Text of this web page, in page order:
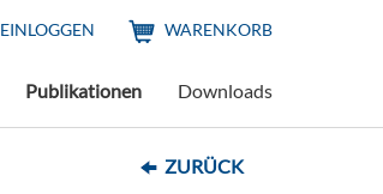
EINLOGGEN WARENKORB
Publikationen Downloads
ZURÜCK